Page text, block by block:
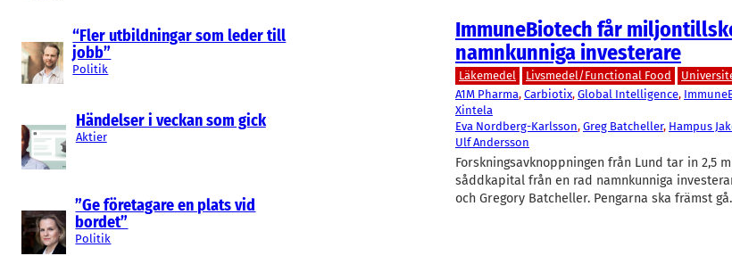
“Fler utbildningar som leder till
jobb”
Politik
Händelser i veckan som gick
Aktier
”Ge företagare en plats vid
bordet”
Politik
ImmuneBiotech får
namnkunniga investerare
Läkemedel Livsmedel/Functional Food
A1M Pharma, Carbiotix, Global Intelligence,
Xintela
Eva Nordberg-Karlsson, Greg Batcheller, Hampus
Ulf Andersson
Forskningsavknoppningen från Lund tar in 2,5
såddkapital från en rad namnkunniga
och Gregory Batcheller. Pengarna ska främst